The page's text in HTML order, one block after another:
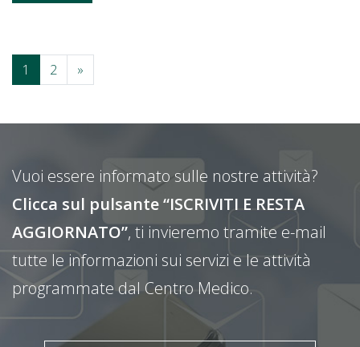
1 2 »
Vuoi essere informato sulle nostre attività?
Clicca sul pulsante “ISCRIVITI E RESTA
AGGIORNATO”, ti invieremo tramite e-mail
tutte le informazioni sui servizi e le attività
programmate dal Centro Medico.